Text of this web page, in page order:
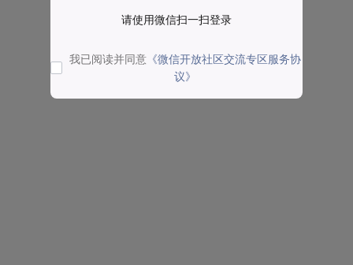
请使用微信扫一扫登录
我已阅读并同意 《微信开放社区交流专区服务协
议》